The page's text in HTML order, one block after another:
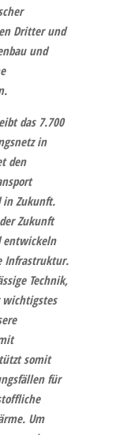
Dritter und
und
das 7.700
in
den
in Zukunft.
Zukunft
entwickeln
Infrastruktur.
Technik,
somit
für
Um